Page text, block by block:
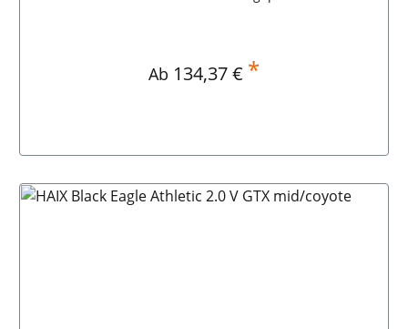
Regulärer Preis:
Ab 134,37 € *